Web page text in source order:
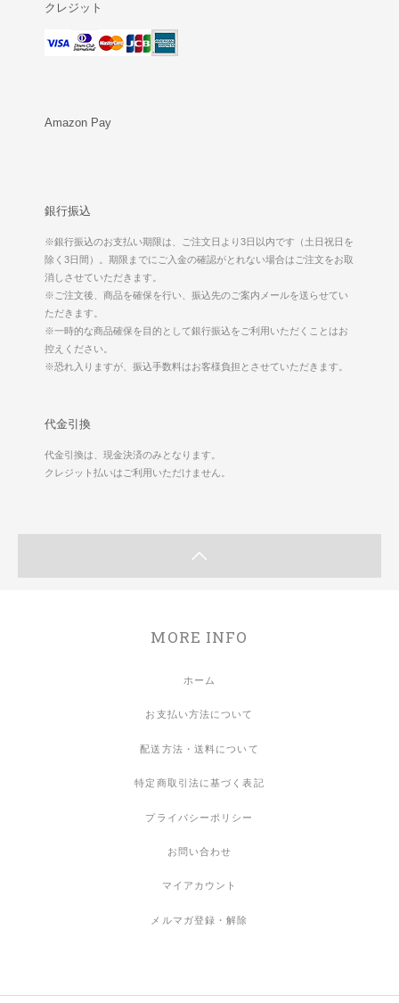
クレジット
Amazon Pay
銀行振込
※銀行振込のお支払い期限は、ご注文日より3日以内です（土日祝日を
除く3日間）。期限までにご入金の確認がとれない場合はご注文をお取
消しさせていただきます。
※ご注文後、商品を確保を行い、振込先のご案内メールを送らせてい
ただきます。
※一時的な商品確保を目的として銀行振込をご利用いただくことはお
控えください。
※恐れ入りますが、振込手数料はお客様負担とさせていただきます。
代金引換
代金引換は、現金決済のみとなります。
クレジット払いはご利用いただけません。
MORE INFO
ホーム
お支払い方法について
配送方法・送料について
特定商取引法に基づく表記
プライバシーポリシー
お問い合わせ
マイアカウント
メルマガ登録・解除